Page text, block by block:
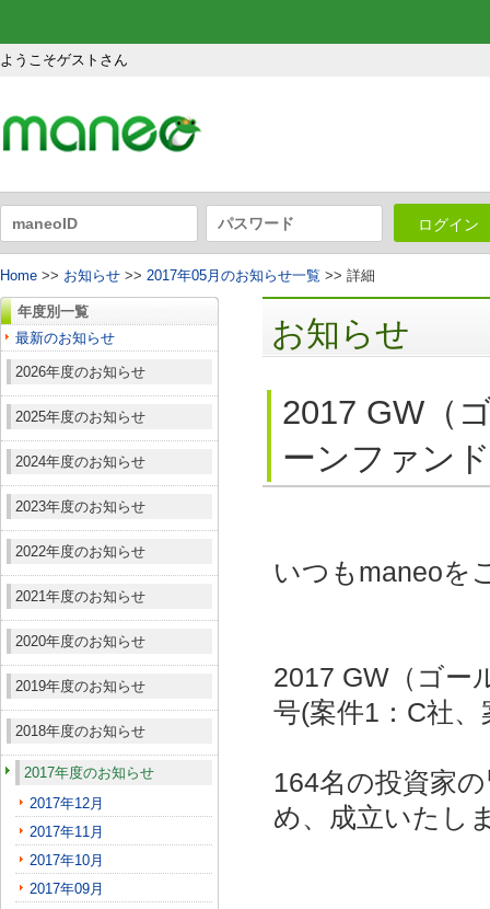
ようこそゲストさん
ログイン
Home >> お知らせ >> 2017年05月のお知らせ一覧 >> 詳細
年度別一覧
最新のお知らせ
2026年度のお知らせ
2025年度のお知らせ
2024年度のお知らせ
2023年度のお知らせ
2022年度のお知らせ
2021年度のお知らせ
2020年度のお知らせ
2019年度のお知らせ
2018年度のお知らせ
2017年度のお知らせ
2017年12月
2017年11月
2017年10月
2017年09月
お知らせ
2017 GW（
ーンファン
いつもmaneoを
2017 GW（ゴー
号(案件1：C社
164名の投資家
め、成立いたし